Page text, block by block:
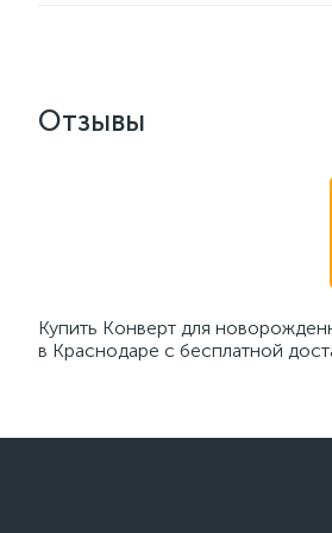
Отзывы
Купить Конверт для
в Краснодаре с бесплатной